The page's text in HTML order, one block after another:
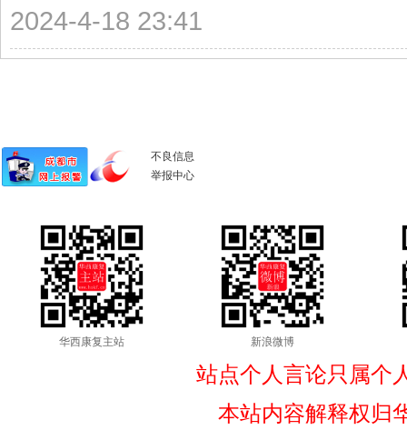
2024-4-18 23:41
不良信息
举报中心
华西康复主站 新浪微博
站点个人言论只属个
本站内容解释权归